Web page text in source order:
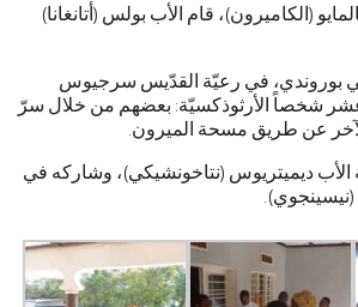
(الكاميرون)، قام الأب بولس (أتانغانا)
بوروندي، في رعيّة القدّيس سرجيوس
شخصاً الأرثوذكسيّة: بعضهم من خلال سرّ
عن طريق مسحة الميرون.
الأب ديميتريوس (نتاخونشيكي)، وشاركه في